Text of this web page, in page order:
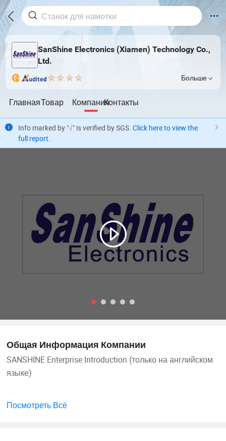
SanShine Electronics (Xiamen) Technology Co.,
Ltd.
Больше
ГлавнаяТовар КомпанияКонтакты
Info marked by "√" is verified by SGS. Click here to view the
full report.
Общая Информация Компании
SANSHINE Enterprise Introduction (только на английском
языке)
основной философии "Integrity, Innovation, Quality, and
Посмотреть Всё